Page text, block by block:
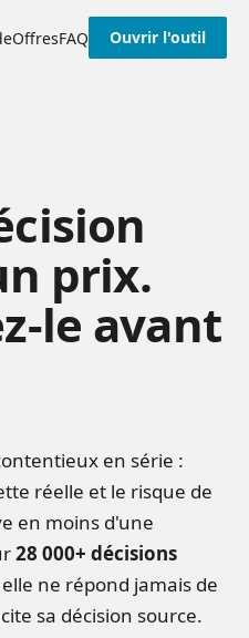
OffresFAQ Ouvrir l'outil
prix.
le avant
en série :
réelle et le risque de
en moins d'une
28 000+ décisions
ne répond jamais de
sa décision source.